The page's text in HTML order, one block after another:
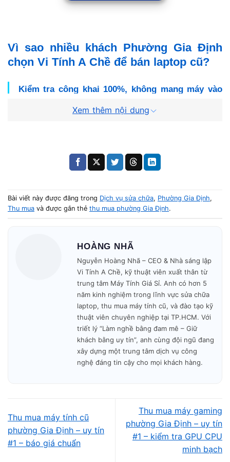
Vì sao nhiều khách Phường Gia Định
chọn Vi Tính A Chề để bán laptop cũ?
Kiểm tra công khai 100%, không mang máy vào
xem linh kiện, test SSD, test RAM, test pin, test bàn
phím/màn hình đều được thực hiệntrước mặt bạn
“Đem vào trong kiểm tra một chút nhé”
“Phải giữ máy lại vì lý do kỹ thuật mơ hồ”
Sự minh bạch giúp khách phường Gia Định – nơi dân cư
đông và nhiều người cần giao dịch nhanh – cảm thấy yên
Kỹ thuật kinh nghiệm – báo giá theo từng hạng
mục, không nói chung chung
Nhiều nơi chỉ nhìn sơ rồi phán “đời cũ lắm, chỉ thu được
Tình trạngpin(chai bao nhiêu %, phồng không)
SSD/HDD
Xem thêm nội dung
Bài viết này được đăng trong Dịch vụ sửa chữa, Phường Gia Định,
Thu mua và được gắn thẻ thu mua phường Gia Định.
HOÀNG NHÃ
Nguyễn Hoàng Nhã – CEO & Nhà sáng lập
Vi Tính A Chề, kỹ thuật viên xuất thân từ
trung tâm Máy Tính Giá Sỉ. Anh có hơn 5
năm kinh nghiệm trong lĩnh vực sửa chữa
laptop, thu mua máy tính cũ, và đào tạo kỹ
thuật viên chuyên nghiệp tại TP.HCM. Với
triết lý “Làm nghề bằng đam mê – Giữ
khách bằng uy tín”, anh cùng đội ngũ đang
xây dựng một trung tâm dịch vụ công
nghệ đáng tin cậy cho mọi khách hàng.
Thu mua máy tính cũ
phường Gia Định – uy tín
#1 – báo giá chuẩn
Thu mua máy gaming
phường Gia Định – uy tín
#1 – kiểm tra GPU CPU
minh bạch